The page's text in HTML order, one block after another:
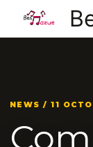
contenu
NEWS / 11